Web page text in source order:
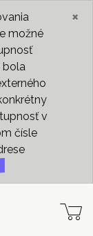
možné
bola
v
čísle
×